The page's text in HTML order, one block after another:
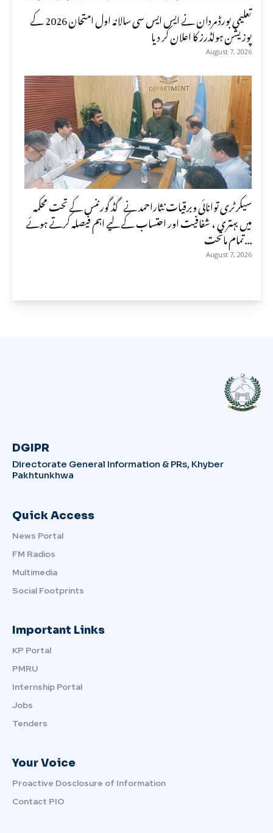
تعلیمی بورڈ مردان نے ایس ایس سی سالانہ اول امتحان 2026 کے
پوزیشن ہولڈرز کا اعلان کر دیا
August 7, 2026
سیکرٹری توانائی وبرقیات نثاراحمد نے گڈ گورننس کے تحت محکمہ
میں بہتری ، شفافیت اور احتساب کے لیے اہم فیصلہ کرتے ہوئے
تمام ماتحت...
August 7, 2026
DGIPR
Directorate General Information & PRs, Khyber
Pakhtunkhwa
Quick Access
News Portal
FM Radios
Multimedia
Social Footprints
Important Links
KP Portal
PMRU
Internship Portal
Jobs
Tenders
Your Voice
Proactive Dosclosure of Information
Contact PIO